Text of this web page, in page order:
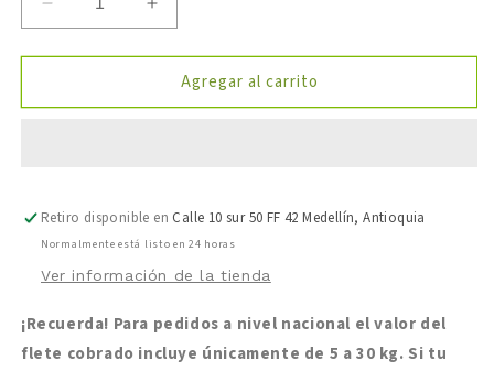
Reducir
Aumentar
para
Desinfectante
Agregar al carrito
Retiro disponible en Calle 10 sur 50 FF 42 Medellín, Antioquia
Normalmente está listo en 24 horas
Ver información de la tienda
¡Recuerda! Para pedidos a nivel nacional el valor del
flete cobrado incluye únicamente de 5 a 30 kg. Si tu